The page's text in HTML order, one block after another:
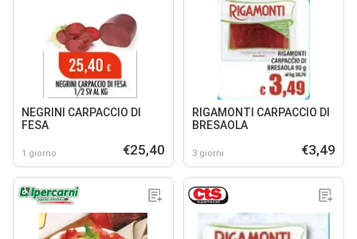
NEGRINI CARPACCIO DI
FESA
1 giorno €25,40
RIGAMONTI CARPACCIO DI
BRESAOLA
3 giorni €3,49